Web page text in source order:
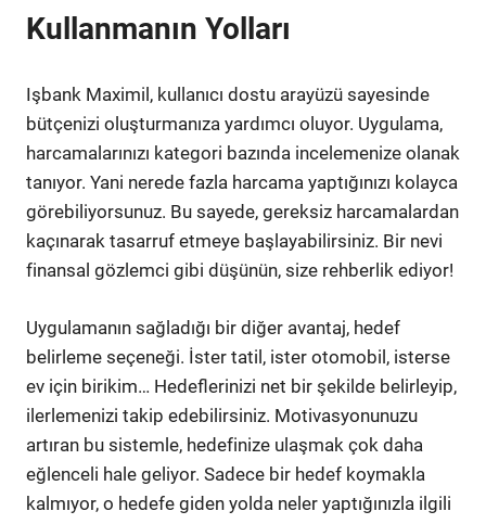
Kullanmanın Yolları
Işbank Maximil, kullanıcı dostu arayüzü sayesinde
bütçenizi oluşturmanıza yardımcı oluyor. Uygulama,
harcamalarınızı kategori bazında incelemenize olanak
tanıyor. Yani nerede fazla harcama yaptığınızı kolayca
görebiliyorsunuz. Bu sayede, gereksiz harcamalardan
kaçınarak tasarruf etmeye başlayabilirsiniz. Bir nevi
finansal gözlemci gibi düşünün, size rehberlik ediyor!
Uygulamanın sağladığı bir diğer avantaj, hedef
belirleme seçeneği. İster tatil, ister otomobil, isterse
ev için birikim… Hedeflerinizi net bir şekilde belirleyip,
ilerlemenizi takip edebilirsiniz. Motivasyonunuzu
artıran bu sistemle, hedefinize ulaşmak çok daha
eğlenceli hale geliyor. Sadece bir hedef koymakla
kalmıyor, o hedefe giden yolda neler yaptığınızla ilgili